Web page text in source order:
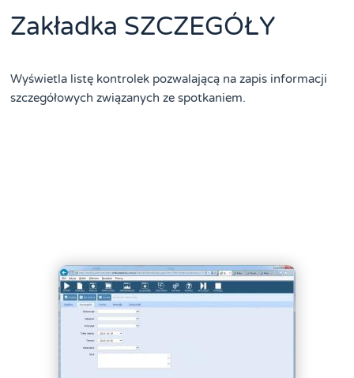
Zakładka SZCZEGÓŁY
Wyświetla listę kontrolek pozwalającą na zapis informacji
szczegółowych związanych ze spotkaniem.